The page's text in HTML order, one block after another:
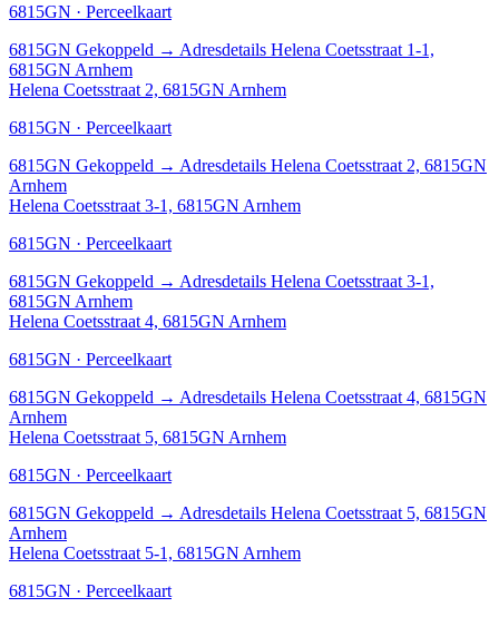
6815GN · Perceelkaart
6815GN Gekoppeld → Adresdetails Helena Coetsstraat 1-1,
6815GN Arnhem
Helena Coetsstraat 2, 6815GN Arnhem
6815GN · Perceelkaart
6815GN Gekoppeld → Adresdetails Helena Coetsstraat 2, 6815GN
Arnhem
Helena Coetsstraat 3-1, 6815GN Arnhem
6815GN · Perceelkaart
6815GN Gekoppeld → Adresdetails Helena Coetsstraat 3-1,
6815GN Arnhem
Helena Coetsstraat 4, 6815GN Arnhem
6815GN · Perceelkaart
6815GN Gekoppeld → Adresdetails Helena Coetsstraat 4, 6815GN
Arnhem
Helena Coetsstraat 5, 6815GN Arnhem
6815GN · Perceelkaart
6815GN Gekoppeld → Adresdetails Helena Coetsstraat 5, 6815GN
Arnhem
Helena Coetsstraat 5-1, 6815GN Arnhem
6815GN · Perceelkaart